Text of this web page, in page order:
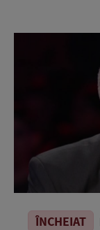
ÎNCHEIAT